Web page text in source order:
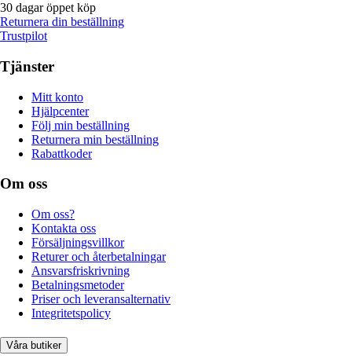
30 dagar öppet köp
Returnera din beställning
Trustpilot
Tjänster
Mitt konto
Hjälpcenter
Följ min beställning
Returnera min beställning
Rabattkoder
Om oss
Om oss?
Kontakta oss
Försäljningsvillkor
Returer och återbetalningar
Ansvarsfriskrivning
Betalningsmetoder
Priser och leveransalternativ
Integritetspolicy
Våra butiker